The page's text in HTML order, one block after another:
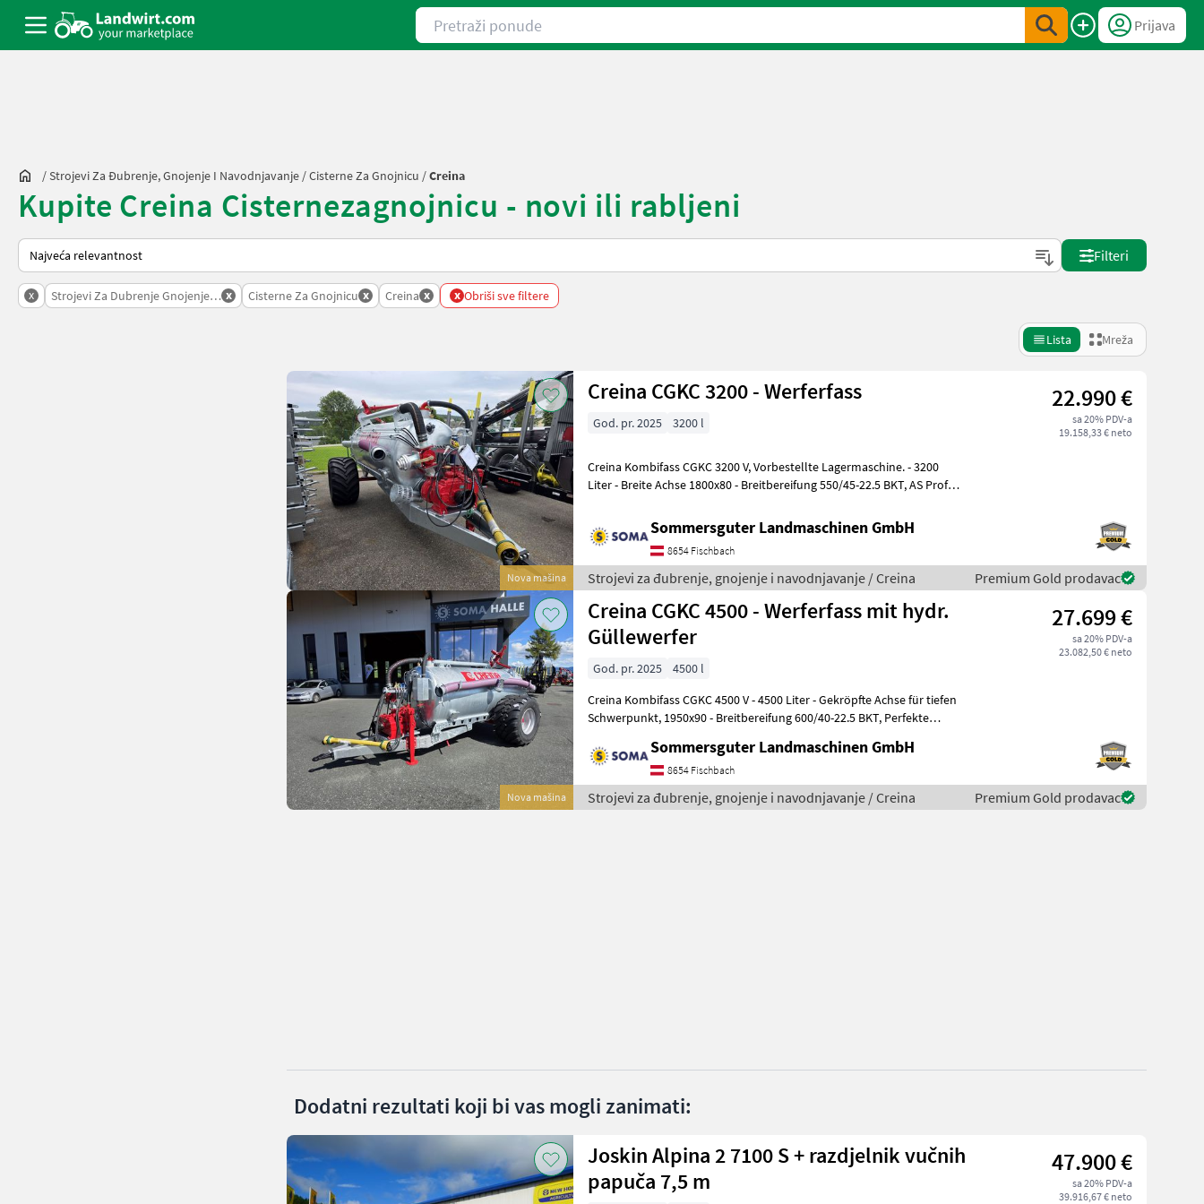
Pretraži ponude
Prijava
/Strojevi Za Đubrenje, Gnojenje I Navodnjavanje /Cisterne Za Gnojnicu /Creina
Kupite Creina Cisternezagnojnicu - novi ili rabljeni
Način na koji sortira Landwirt.com
Filteri
x Strojevi Za Dubrenje Gnojenje I Navodnjavanje
x Cisterne Za Gnojnicu x Creina x x Obriši sve filtere
Lista Mreža
Nova mašina
Creina CGKC 3200 - Werferfass 22.990 €
sa 20% PDV-a
19.158,33 € neto
God. pr. 2025 3200 l
Creina Kombifass CGKC 3200 V, Vorbestellte Lagermaschine. - 3200
Liter - Breite Achse 1800x80 - Breitbereifung 550/45-22.5 BKT, AS Profil
Sommersguter Landmaschinen GmbH
8654 Fischbach
Strojevi za đubrenje, gnojenje i navodnjavanje / Creina Premium Gold prodavac
Nova mašina
Creina CGKC 4500 - Werferfass mit hydr.
Güllewerfer
27.699 €
sa 20% PDV-a
23.082,50 € neto
God. pr. 2025
4500 l
Creina Kombifass CGKC 4500 V - 4500 Liter - Gekröpfte Achse für tiefen
Schwerpunkt, 1950x90 - Breitbereifung 600/40-22.5 BKT, Perfekte
Sommersguter Landmaschinen GmbH
8654 Fischbach
Strojevi za đubrenje, gnojenje i navodnjavanje / Creina Premium Gold prodavac
Dodatni rezultati koji bi vas mogli zanimati:
Joskin Alpina 2 7100 S + razdjelnik vučnih
papuča 7,5 m
47.900 €
sa 20% PDV-a
39.916,67 € neto